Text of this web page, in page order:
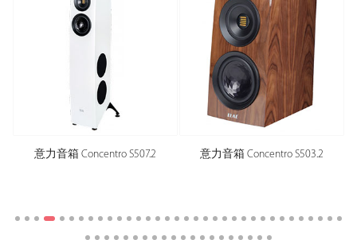
意力音箱 Concentro S507.2 意力音箱 Concentro S503.2